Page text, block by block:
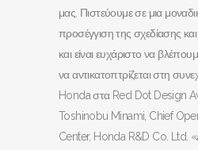
μας. Πιστεύουμε σε μια
προσέγγιση της σχεδίασης
και είναι ευχάριστο να
να αντικατοπτρίζεται στη
Honda στα Red Dot Design
Toshinobu Minami, Chief
Center, Honda R&D Co. Ltd.